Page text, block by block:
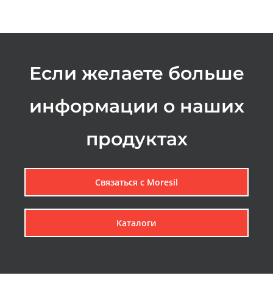
Если желаете больше
информации о наших
продуктах
Связаться с Мoresil
Каталоги